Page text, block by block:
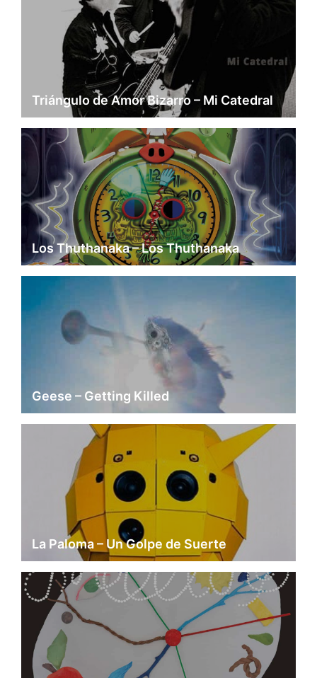
Triángulo de Amor Bizarro – Mi Catedral
Los Thuthanaka – Los Thuthanaka
Geese – Getting Killed
La Paloma – Un Golpe de Suerte